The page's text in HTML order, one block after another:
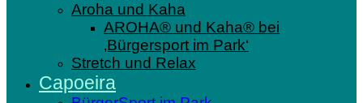
Aroha und Kaha
AROHA® und Kaha® bei
‚Bürgersport im Park‘
Stretch und Relax
Capoeira